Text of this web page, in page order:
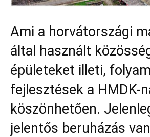
Ami a horvátországi
által használt
épületeket illeti,
fejlesztések a HMDK-
köszönhetően.
jelentős beruházás van